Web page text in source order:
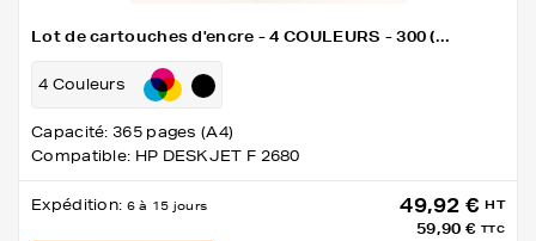
Lot de cartouches d'encre - 4 COULEURS - 300 (...
4 Couleurs
Capacité: 365 pages (A4)
Compatible: HP DESKJET F 2680
Expédition: 6 à 15 jours 49,92 € HT
59,90 € TTC